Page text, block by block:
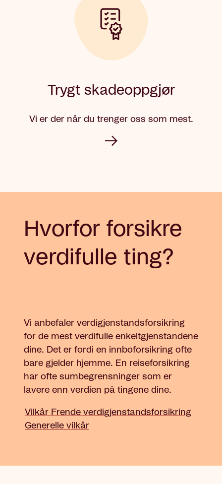
Trygt skadeoppgjør
Vi er der når du trenger oss som mest.
Hvorfor forsikre
verdifulle ting?
Vi anbefaler verdigjenstandsforsikring
for de mest verdifulle enkeltgjenstandene
dine. Det er fordi en innboforsikring ofte
bare gjelder hjemme. En reiseforsikring
har ofte sumbegrensninger som er
lavere enn verdien på tingene dine.
Vilkår Frende verdigjenstandsforsikring
Generelle vilkår